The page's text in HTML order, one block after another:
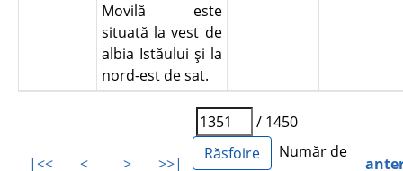
Movilă este
situată la vest de
albia Istăului şi la
nord-est de sat.
|<< < > >>|
/ 1450
Număr de